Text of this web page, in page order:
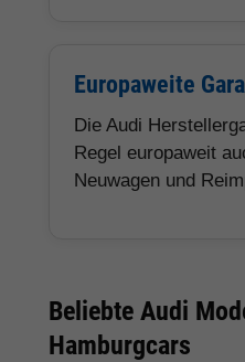
Europaweite
Die Audi
Regel europaweit
Neuwagen und
Beliebte Audi
Hamburgcars